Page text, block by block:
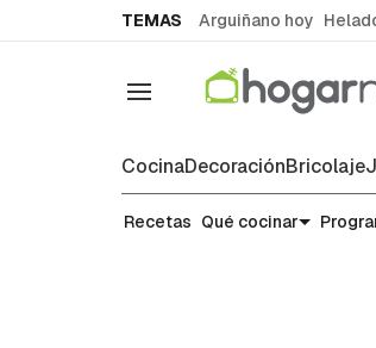
TEMAS Arguiñano hoy
Navegación
CocinaDecoraciónBricolaje
Recetas
Recetas Qué cocinar